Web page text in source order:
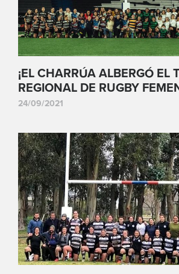
¡EL CHARRÚA ALBERGÓ EL
REGIONAL DE RUGBY
24/09/2021